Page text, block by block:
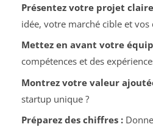
Présentez votre projet
idée, votre marché cible et vos
Mettez en avant votre
compétences et des
Montrez votre valeur
startup unique ?
Préparez des chiffres :